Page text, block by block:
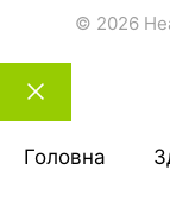
© 2026
Закрити
тему
Головна